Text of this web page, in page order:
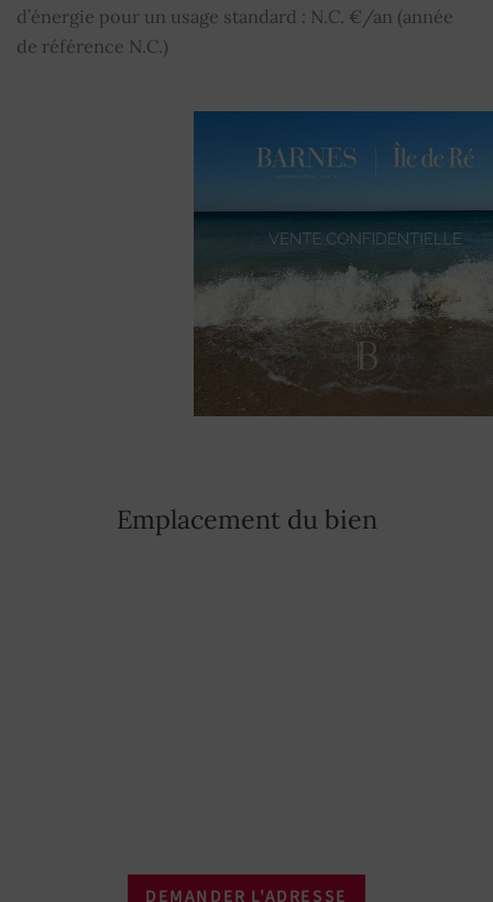
d’énergie pour un usage standard : N.C. €/an (année
de référence N.C.)
Emplacement du bien
DEMANDER L'ADRESSE